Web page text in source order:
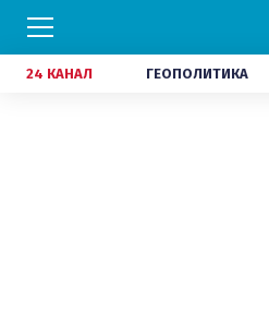
24 КАНАЛ ГЕОПОЛИТИКА